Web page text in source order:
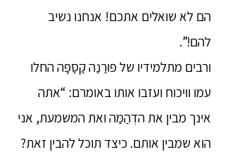
הם לא שואלים אתכם! אנחנו נשיב
להם!”.
ורבים מתלמידיו של פּוּרַנַה קַסַּפָּה החלו
עמו וויכוח ועזבו אותו באומרם: “אתה
אינך מבין את הדְהַמַּה ואת המשמעת, אני
הוא שמבין אותם. כיצד תוכל להבין זאת?